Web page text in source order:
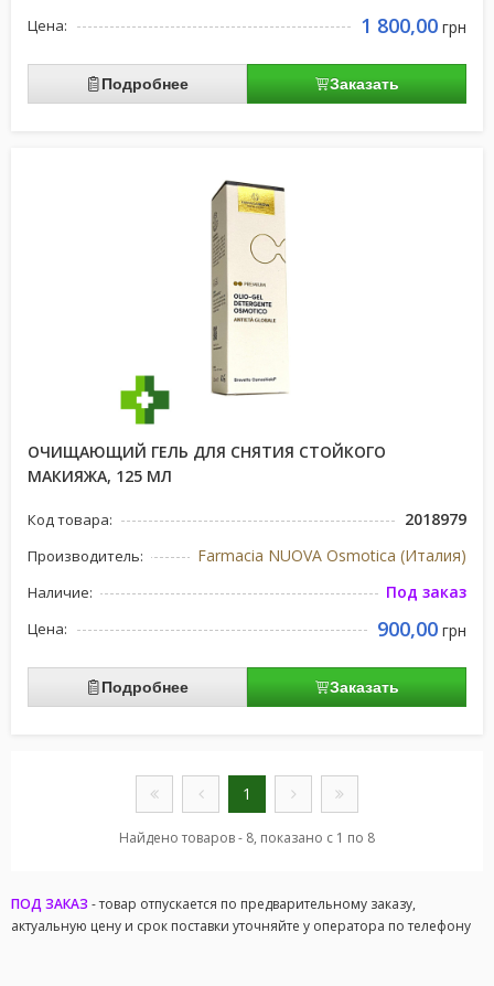
Цена: 1 800,00 грн
Подробнее Заказать
ОЧИЩАЮЩИЙ ГЕЛЬ ДЛЯ СНЯТИЯ СТОЙКОГО
МАКИЯЖА, 125 МЛ
Код товара: 2018979
Производитель: Farmacia NUOVA Osmotica (Италия)
Наличие: Под заказ
Цена: 900,00 грн
Подробнее Заказать
1
Найдено товаров - 8, показано с 1 по 8
ПОД ЗАКАЗ - товар отпускается по предварительному заказу,
актуальную цену и срок поставки уточняйте у оператора по телефону